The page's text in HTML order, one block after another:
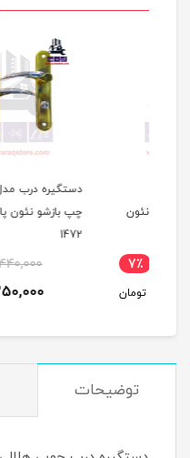
دستگیره درب مدل سرویس
چپ بازشو نئون پامرغی کد
7٪
1,350,000 تومان
توضیحات